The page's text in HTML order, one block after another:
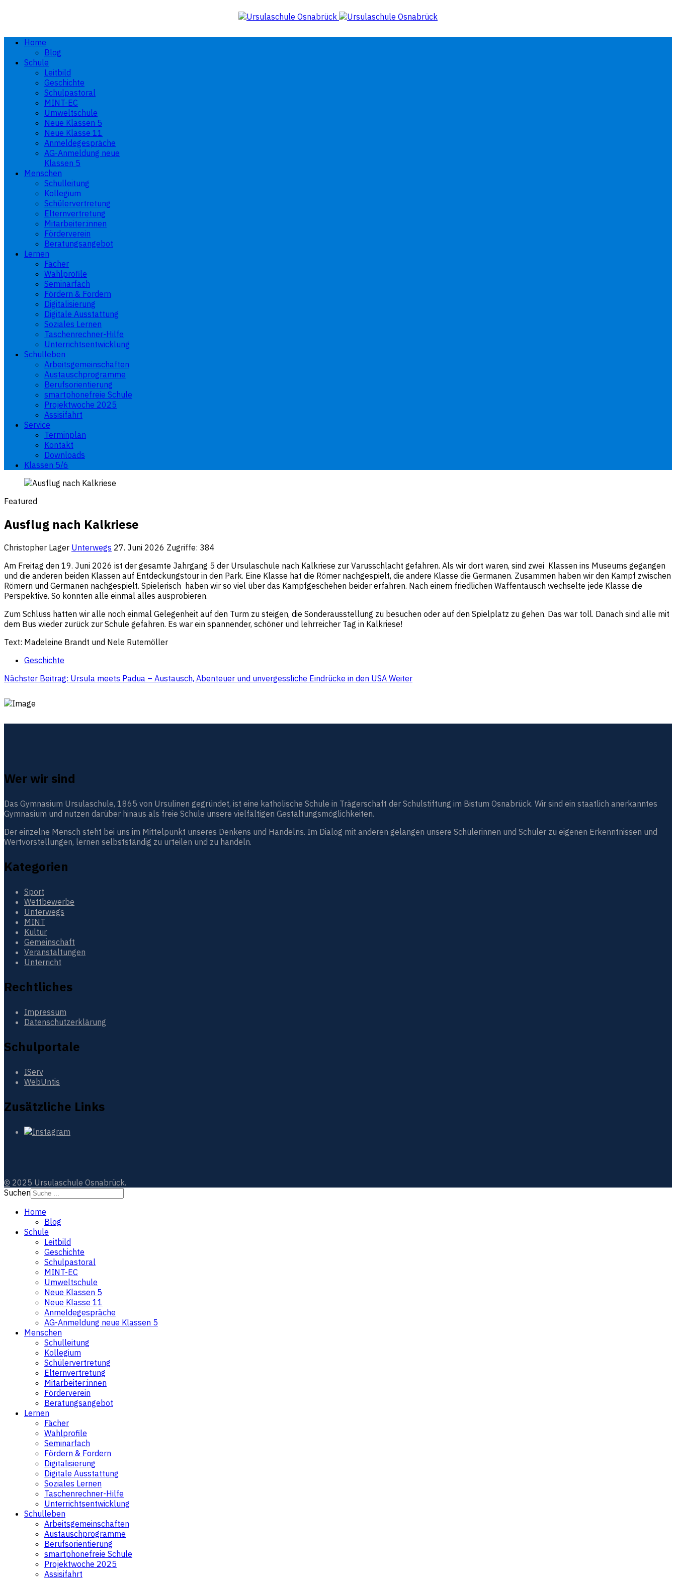
Home
Blog
Schule
Leitbild
Geschichte
Schulpastoral
MINT-EC
Umweltschule
Neue Klassen 5
Neue Klasse 11
Anmeldegespräche
AG-Anmeldung neue
Klassen 5
Menschen
Schulleitung
Kollegium
Schülervertretung
Elternvertretung
Mitarbeiter:innen
Förderverein
Beratungsangebot
Lernen
Fächer
Wahlprofile
Seminarfach
Fördern & Fordern
Digitalisierung
Digitale Ausstattung
Soziales Lernen
Taschenrechner-Hilfe
Unterrichtsentwicklung
Schulleben
Arbeitsgemeinschaften
Austauschprogramme
Berufsorientierung
smartphonefreie Schule
Projektwoche 2025
Assisifahrt
Service
Terminplan
Kontakt
Downloads
Klassen 5/6
Featured
Ausflug nach Kalkriese
Christopher Lager Unterwegs 27. Juni 2026 Zugriffe: 384
Am Freitag den 19. Juni 2026 ist der gesamte Jahrgang 5 der Ursulaschule nach Kalkriese zur Varusschlacht gefahren. Als wir dort waren, sind zwei Klassen ins Museums gegangen
und die anderen beiden Klassen auf Entdeckungstour in den Park. Eine Klasse hat die Römer nachgespielt, die andere Klasse die Germanen. Zusammen haben wir den Kampf zwischen
Römern und Germanen nachgespielt. Spielerisch haben wir so viel über das Kampfgeschehen beider erfahren. Nach einem friedlichen Waffentausch wechselte jede Klasse die
Perspektive. So konnten alle einmal alles ausprobieren.
Zum Schluss hatten wir alle noch einmal Gelegenheit auf den Turm zu steigen, die Sonderausstellung zu besuchen oder auf den Spielplatz zu gehen. Das war toll. Danach sind alle mit
dem Bus wieder zurück zur Schule gefahren. Es war ein spannender, schöner und lehrreicher Tag in Kalkriese!
Text: Madeleine Brandt und Nele Rutemöller
Geschichte
Nächster Beitrag: Ursula meets Padua – Austausch, Abenteuer und unvergessliche Eindrücke in den USA Weiter
Wer wir sind
Das Gymnasium Ursulaschule, 1865 von Ursulinen gegründet, ist eine katholische Schule in Trägerschaft der Schulstiftung im Bistum Osnabrück. Wir sind ein staatlich anerkanntes
Gymnasium und nutzen darüber hinaus als freie Schule unsere vielfältigen Gestaltungsmöglichkeiten.
Der einzelne Mensch steht bei uns im Mittelpunkt unseres Denkens und Handelns. Im Dialog mit anderen gelangen unsere Schülerinnen und Schüler zu eigenen Erkenntnissen und
Wertvorstellungen, lernen selbstständig zu urteilen und zu handeln.
Kategorien
Sport
Wettbewerbe
Unterwegs
MINT
Kultur
Gemeinschaft
Veranstaltungen
Unterricht
Rechtliches
Impressum
Datenschutzerklärung
Schulportale
IServ
WebUntis
Zusätzliche Links
© 2025 Ursulaschule Osnabrück.
Suchen
Home
Blog
Schule
Leitbild
Geschichte
Schulpastoral
MINT-EC
Umweltschule
Neue Klassen 5
Neue Klasse 11
Anmeldegespräche
AG-Anmeldung neue Klassen 5
Menschen
Schulleitung
Kollegium
Schülervertretung
Elternvertretung
Mitarbeiter:innen
Förderverein
Beratungsangebot
Lernen
Fächer
Wahlprofile
Seminarfach
Fördern & Fordern
Digitalisierung
Digitale Ausstattung
Soziales Lernen
Taschenrechner-Hilfe
Unterrichtsentwicklung
Schulleben
Arbeitsgemeinschaften
Austauschprogramme
Berufsorientierung
smartphonefreie Schule
Projektwoche 2025
Assisifahrt